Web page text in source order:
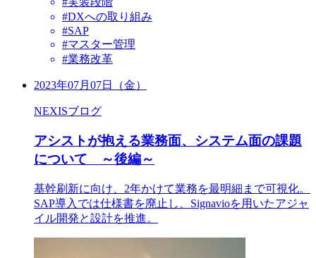
#DXへの取り組み
#SAP
#マスター管理
#業務改革
2023年07月07日（金）
NEXISブログ
アシストが抱える業務面、システム面の課題
について ～後編～
基幹刷新に向け、2年かけて業務を最明細まで可視化。
SAP導入では仕様書を廃止し、Signavioを用いたアジャ
イル開発と設計を推進。